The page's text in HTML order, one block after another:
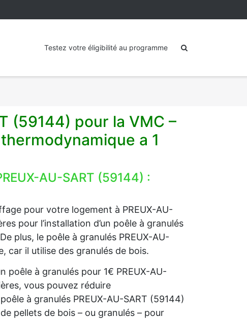
Testez votre éligibilité au programme
(59144) pour la VMC –
a 1
AU-SART (59144) :
pour votre logement à PREUX-AU-
pour l’installation d’un poêle à granulés
plus, le poêle à granulés PREUX-AU-
car il utilise des granulés de bois.
poêle à granulés pour 1€ PREUX-AU-
vous pouvez réduire
à granulés PREUX-AU-SART (59144)
pellets de bois – ou granulés – pour